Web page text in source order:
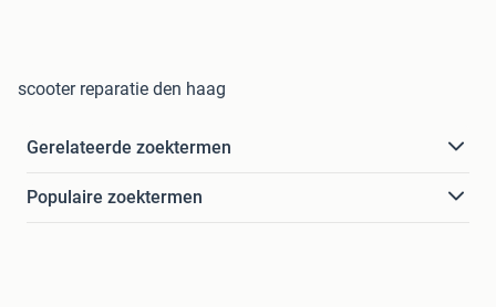
scooter reparatie den haag
Gerelateerde zoektermen
Populaire zoektermen